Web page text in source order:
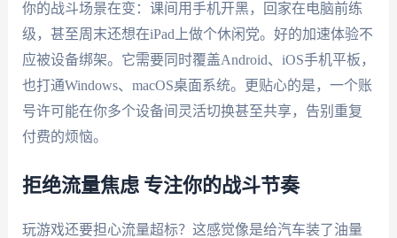
你的战斗场景在变：课间用手机开黑，回家在电脑前练
级，甚至周末还想在iPad上做个休闲党。好的加速体验不
应被设备绑架。它需要同时覆盖Android、iOS手机平板，
也打通Windows、macOS桌面系统。更贴心的是，一个账
号许可能在你多个设备间灵活切换甚至共享，告别重复
付费的烦恼。
拒绝流量焦虑 专注你的战斗节奏
玩游戏还要担心流量超标？这感觉像是给汽车装了油量